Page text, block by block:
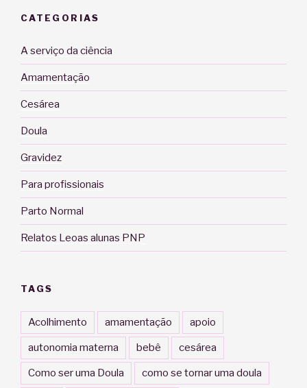
CATEGORIAS
A serviço da ciência
Amamentação
Cesárea
Doula
Gravidez
Para profissionais
Parto Normal
Relatos Leoas alunas PNP
TAGS
Acolhimento amamentação apoio
autonomia materna bebê cesárea
Como ser uma Doula como se tornar uma doula